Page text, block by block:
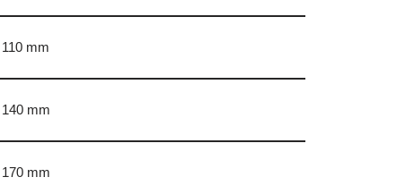
110 mm
140 mm
170 mm